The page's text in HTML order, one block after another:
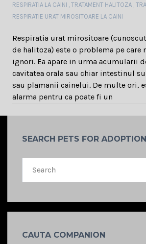
RESPIRATIA LA CAINI TRATAMENT HALITOZA
RESPIRATIE URAT MIROSITOARE LA CAINI
Respiratia urat mirositoare
de halitoza) este o problema pe care
ignori. Ea apare in urma acumularii
cavitatea orala sau chiar intestinul
sau plamanii cainelui. De multe ori,
alarma pentru ca poate fi un
SEARCH PETS FOR ADOPTION
CAUTA COMPANION